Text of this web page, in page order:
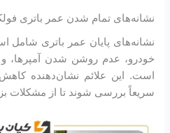
نشانه‌های تمام شدن عمر باتری
نشانه‌های پایان عمر باتری
خودرو، عدم روشن شدن آمپرها،
است. این علائم نشان‌دهنده
سریعاً بررسی شوند تا از مشکلات